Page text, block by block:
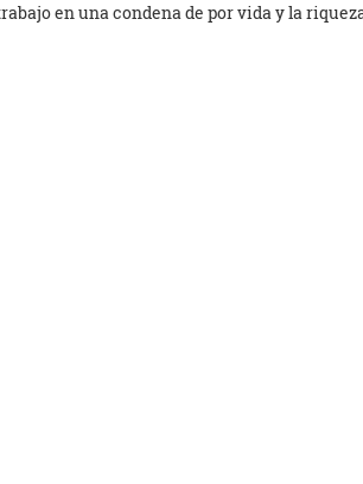
en una condena de por vida y la